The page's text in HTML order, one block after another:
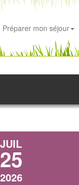
Préparer mon séjour
JUIL
25
2026